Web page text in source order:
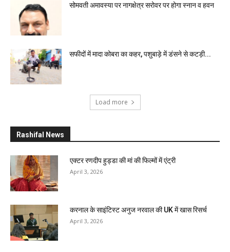
सोमवती अमावस्या पर नागक्षेत्र सरोवर पर होगा स्नान व हवन
सफीदों में मादा कोबरा का कहर, पशुबाड़े में डंसने से कटड़ी...
Load more
Rashifal News
एक्टर रणदीप हुड्डा की मां की फिल्मों में एंट्री
April 3, 2026
करनाल के साइंटिस्ट अनुज नरवाल की UK में खास रिसर्च
April 3, 2026